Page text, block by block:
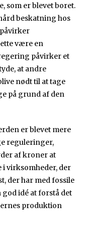
som er blevet boret.
beskatning hos
være en
påvirker et
at andre
nødt til at tage
på grund af den
er blevet mere
reguleringer,
af kroner at
i virksomheder, der
der har med fossile
idé at forstå det
produktion